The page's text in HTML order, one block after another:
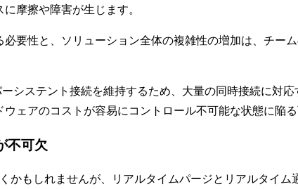
摩擦や障害が生じます。
要性と、ソリューション全体の複雑性の増加は、チー
システント接続を維持するため、大量の同時接続に対
ェアのコストが容易にコントロール不可能な状態に陥る
不可欠
かもしれませんが、リアルタイムパージとリアルタイ